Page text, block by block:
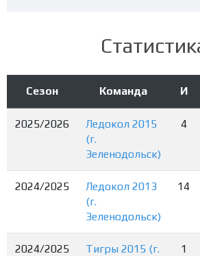
Сезон Команда И
2025/2026
Ледокол 2015
(г.
Зеленодольск)
4
2024/2025
Ледокол 2013
(г.
Зеленодольск)
14
2024/2025
Тигры 2015 (г.
1